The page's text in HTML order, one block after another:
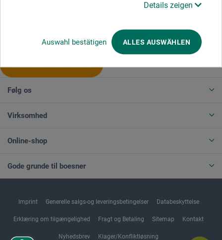
Details zeigen
Auswahl bestätigen ALLES AUSWÄHLEN
ANNULLER BESTILLING
Følg os
Virksomhed
Online-shop
Gode grunde til boesner
Imprint Generelle salgs-og leveringsbetingelser Databeskyttelse
Erklæring om tilgængelighed Fragt og Betaling Sitemap Kontakt
Nyhedsbrev Klager/Konfliktløsning